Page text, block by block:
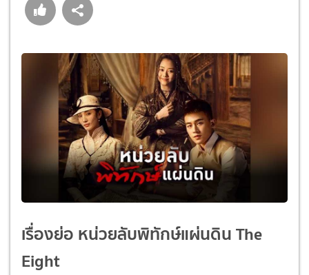
เรื่องย่อ หน่วยลับพิทักษ์แผ่นดินThe
Eight